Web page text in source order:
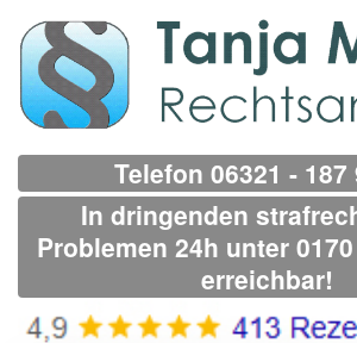
Telefon 06321 - 187
In dringenden
Problemen 24h unter
erreichbar!